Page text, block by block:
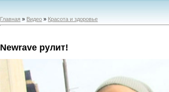
Главная » Видео » Красота и здоровье
Newrave рулит!